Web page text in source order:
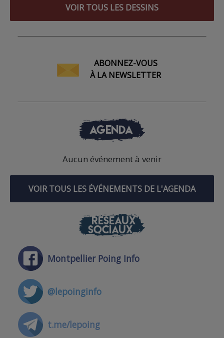
VOIR TOUS LES DESSINS
ABONNEZ-VOUS
À LA NEWSLETTER
AGENDA
Aucun événement à venir
VOIR TOUS LES ÉVÉNEMENTS DE L'AGENDA
RÉSEAUX
SOCIAUX
Montpellier Poing Info
@lepoinginfo
t.me/lepoing